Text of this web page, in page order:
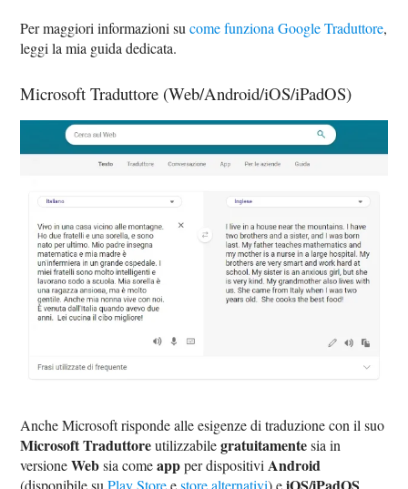
Per maggiori informazioni sucome funziona Google Traduttore,
leggi la mia guida dedicata.
Microsoft Traduttore (Web/Android/iOS/iPadOS)
Anche Microsoft risponde alle esigenze di traduzione con il suo
Microsoft Traduttoreutilizzabilegratuitamentesia in
versioneWebsia comeappper dispositiviAndroid
(disponibile suPlay Storeestore alternativi) e